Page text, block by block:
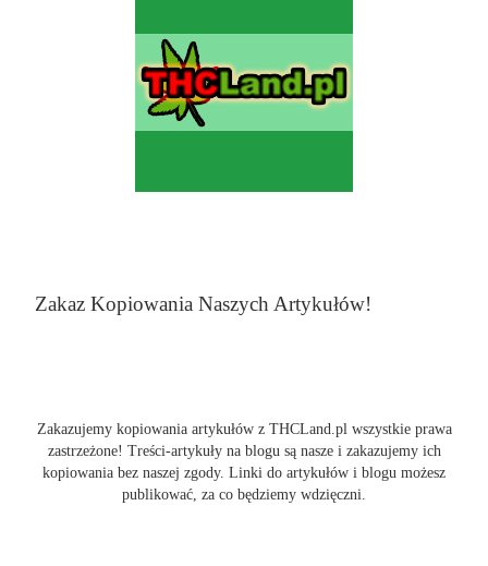
Zakaz Kopiowania Naszych Artykułów!
Zakazujemy kopiowania artykułów z THCLand.pl wszystkie prawa
zastrzeżone! Treści-artykuły na blogu są nasze i zakazujemy ich
kopiowania bez naszej zgody. Linki do artykułów i blogu możesz
publikować, za co będziemy wdzięczni.